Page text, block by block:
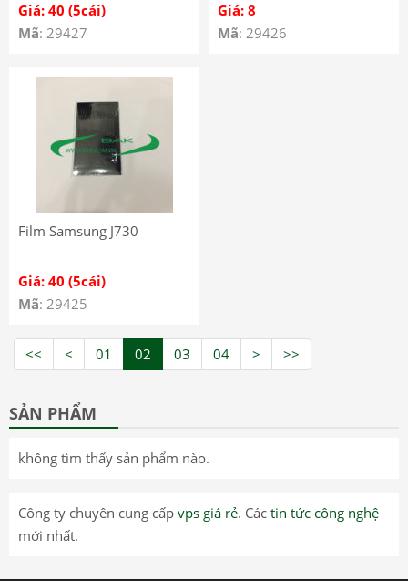
Giá: 40 (5cái)
Mã: 29427
Giá: 8
Mã: 29426
Film Samsung J730
Giá: 40 (5cái)
Mã: 29425
<< < 01 02 03 04 > >>
SẢN PHẨM
không tìm thấy sản phẩm nào.
Công ty chuyên cung cấp vps giá rẻ. Các tin tức công nghệ
mới nhất.